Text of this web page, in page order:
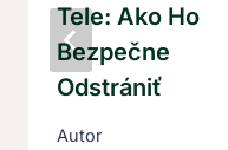
Tele: Ako Ho
Bezpečne
Odstrániť
Autor